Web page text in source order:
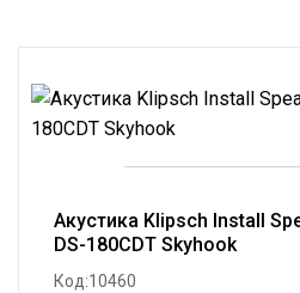
Акустика Klipsch Install
DS-180CDT Skyhook
Код:10460